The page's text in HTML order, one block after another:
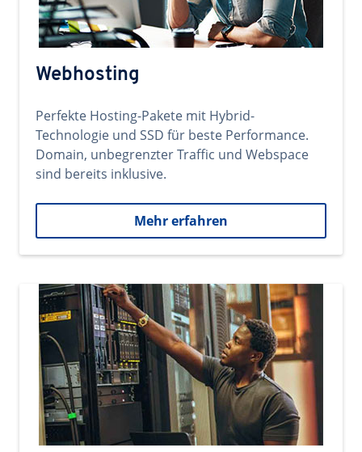
Webhosting
Perfekte Hosting-Pakete mit Hybrid-
Technologie und SSD für beste Performance.
Domain, unbegrenzter Traffic und Webspace
sind bereits inklusive.
Mehr erfahren